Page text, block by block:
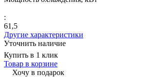
:
61,5
Другие характеристики
Уточнить наличие
Купить в 1 клик
Товар в корзине
Хочу в подарок